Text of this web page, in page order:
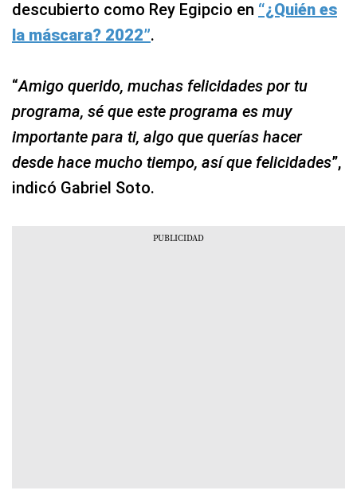
descubierto como Rey Egipcio en “¿Quién es
la máscara? 2022”.
“Amigo querido, muchas felicidades por tu
programa, sé que este programa es muy
importante para ti, algo que querías hacer
desde hace mucho tiempo, así que felicidades”,
indicó Gabriel Soto.